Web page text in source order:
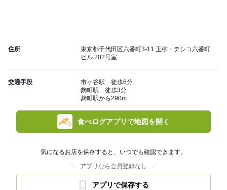
住所
東京都千代田区六番町3-11 玉柳・テシコ六番町
ビル 202号室
交通手段
市ヶ谷駅 徒歩6分
麴町駅 徒歩3分
麹町駅から290m
食べログアプリで地図を開く
気になるお店を保存すると、いつでも確認できます。
アプリなら会員登録なし
アプリで保存する